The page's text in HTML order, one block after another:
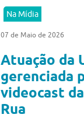
Na Mídia
07 de Maio de 2026
Atuação da
gerenciada
videocast
Rua